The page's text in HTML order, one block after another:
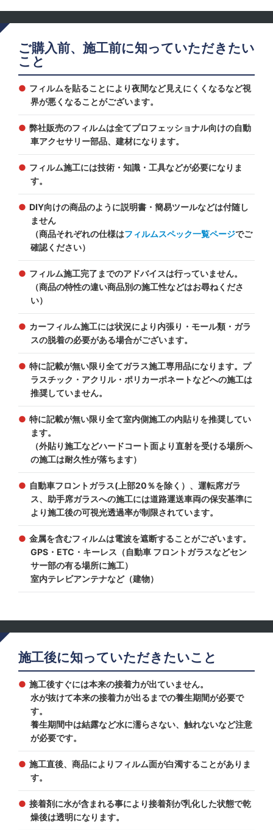
ご購入前、施工前に知っていただきたい
こと
フィルムを貼ることにより夜間など見えにくくなるなど視
界が悪くなることがございます。
弊社販売のフィルムは全てプロフェッショナル向けの自動
車アクセサリー部品、建材になります。
フィルム施工には技術・知識・工具などが必要になりま
す。
DIY向けの商品のように説明書・簡易ツールなどは付随し
ません
（商品それぞれの仕様はフィルムスペック一覧ページでご
確認ください）
フィルム施工完了までのアドバイスは行っていません。
（商品の特性の違い商品別の施工性などはお尋ねくださ
い）
カーフィルム施工には状況により内張り・モール類・ガラ
スの脱着の必要がある場合がございます。
特に記載が無い限り全てガラス施工専用品になります。プ
ラスチック・アクリル・ポリカーポネートなどへの施工は
推奨していません。
特に記載が無い限り全て室内側施工の内貼りを推奨してい
ます。
（外貼り施工などハードコート面より直射を受ける場所へ
の施工は耐久性が落ちます）
自動車フロントガラス(上部20％を除く）、運転席ガラ
ス、助手席ガラスへの施工には道路運送車両の保安基準に
より施工後の可視光透過率が制限されています。
金属を含むフィルムは電波を遮断することがございます。
GPS・ETC・キーレス（自動車 フロントガラスなどセン
サー部の有る場所に施工）
室内テレビアンテナなど（建物）
施工後に知っていただきたいこと
施工後すぐには本来の接着力が出ていません。
水が抜けて本来の接着力が出るまでの養生期間が必要で
す。
養生期間中は結露など水に濡らさない、触れないなど注意
が必要です。
施工直後、商品によりフィルム面が白濁することがありま
す。
接着剤に水が含まれる事により接着剤が乳化した状態で乾
燥後は透明になります。